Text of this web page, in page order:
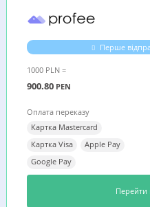
Перше
1000 PLN =
900.80 PEN
Оплата переказу
Картка Mastercard
Картка Visa
Apple Pay
Google Pay
Перейти